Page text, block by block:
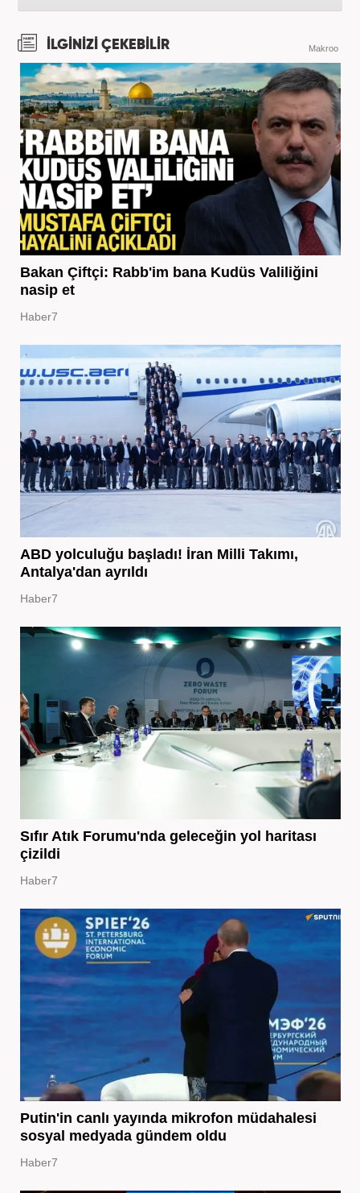
İLGİNİZİ ÇEKEBİLİR Makroo
Bakan Çiftçi: Rabb'im bana Kudüs Valiliğini
nasip et
Haber7
ABD yolculuğu başladı! İran Milli Takımı,
Antalya'dan ayrıldı
Haber7
Sıfır Atık Forumu'nda geleceğin yol haritası
çizildi
Haber7
Putin'in canlı yayında mikrofon müdahalesi
sosyal medyada gündem oldu
Haber7